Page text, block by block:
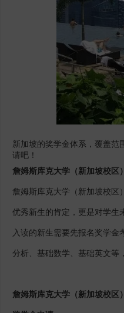
新加坡的奖学金体系，覆盖
请吧！
詹姆斯库克大学 （新加坡校区）
詹姆斯库克大学（新加坡校
优秀新生的肯定，更是对学生
入读的新生需要先报名奖学
分析、基础数学、基础英文等
詹姆斯库克大学（新加坡校